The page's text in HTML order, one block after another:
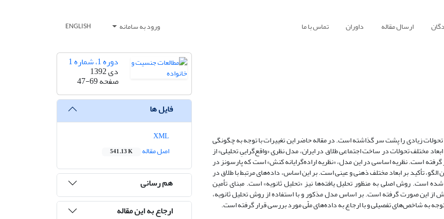
ارسال مقاله داوران تماس با ما ورود به سامانه ENGLISH
زیادی را پشت سر گذاشته است. در مقاله حاضر این تغییرات با توجه به چگونگی
مختلف تحولات در ساخت اجتماعی طلاق در ایران، مدل نظری «واقع‌گراییِ تحلیلی» از
گرفته است. نظریه‌ اساسی در این مدل، «نظریه‌ اراده‌گرایانه کنش» است که پارسونز در
تأکید بر ابعاد مختلف ذهنی و عینی است. بر این اساس، داده‌های مرتبط با طلاق در
است. روش اصلی به منظور تحلیل یافته‌ها نیز «تحلیل ثانویه» است. مبنای تأمین
این صورت گرفته است. بر اساس مدل مذکور و با استفاده از روش تحلیل ثانویه،
به شاخص‌های تفصیلی و با ارجاع به داده‌های ملّی مورد بررسی قرار گرفته است.
دوره 1، شماره 1
دی 1392
صفحه47-69
فایل ها
اصل مقاله
541.13 K
هم رسانی
ارجاع به این مقاله